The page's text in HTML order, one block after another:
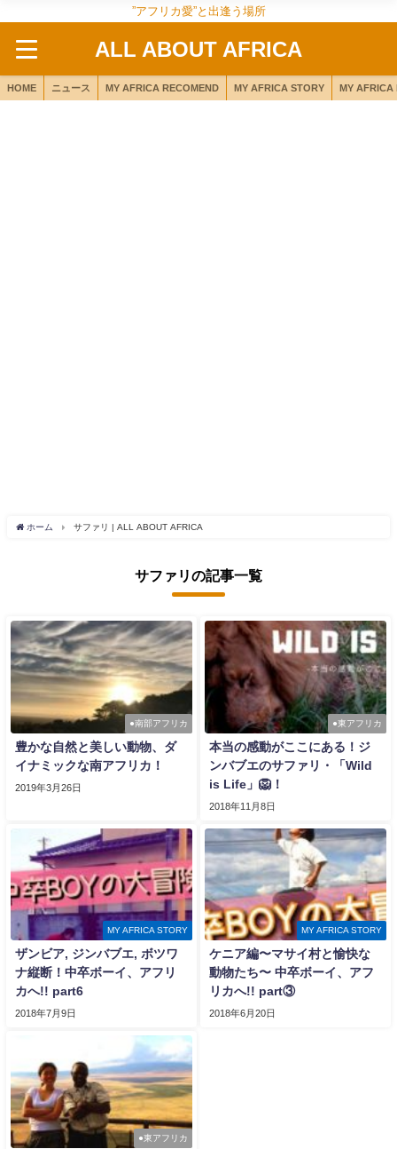
”アフリカ愛”と出逢う場所
ALL ABOUT AFRICA
HOME ニュース MY AFRICA RECOMEND MY AFRICA STORY MY AFRICA
ホーム サファリ | ALL ABOUT AFRICA
サファリの記事一覧
●南部アフリカ
豊かな自然と美しい動物、ダ
イナミックな南アフリカ！
2019年3月26日
●東アフリカ
本当の感動がここにある！ジ
ンバブエのサファリ・「Wild
is Life」🦁！
2018年11月8日
MY AFRICA STORY
ザンビア, ジンバブエ, ボツワ
ナ縦断！中卒ボーイ、アフリ
カへ!! part6
2018年7月9日
MY AFRICA STORY
ケニア編〜マサイ村と愉快な
動物たち〜 中卒ボーイ、アフ
リカへ!! part③
2018年6月20日
●東アフリカ